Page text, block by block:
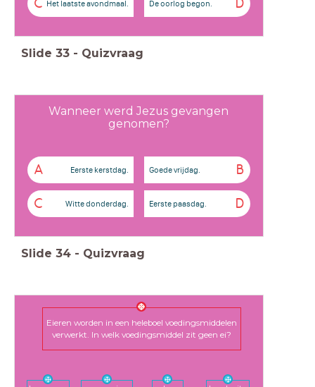
C Het laatste avondmaal. D
De oorlog begon.
Slide 33 - Quizvraag
Wanneer werd Jezus gevangen
genomen?
A Eerste kerstdag. B
Goede vrijdag.
C Witte donderdag. D
Eerste paasdag.
Slide 34 - Quizvraag
Eieren worden in een heleboel voedingsmiddelen
verwerkt. In welk voedingsmiddel zit geen ei?